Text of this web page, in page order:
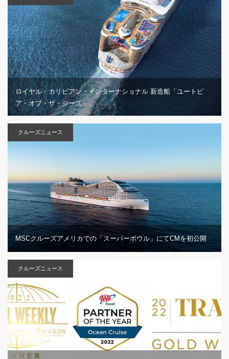
ロイヤル・カリビアン・インターナショナル 新造船「ユートピ
ア・オブ・ザ・シーズ」…
クルーズニュース
MSCクルーズアメリカでの「スーパーボウル」にてCMを初公開
クルーズニュース